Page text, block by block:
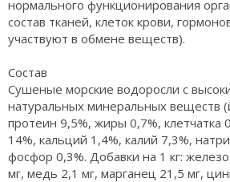
нормального функционирования
состав тканей, клеток крови,
участвуют в обмене веществ).
Состав
Сушеные морские водоросли с
натуральных минеральных веществ
протеин 9,5%, жиры 0,7%, клетчатка
14%, кальций 1,4%, калий 7,3%,
фосфор 0,3%. Добавки на 1 кг:
мг, медь 2,1 мг, марганец 21,5 мг,